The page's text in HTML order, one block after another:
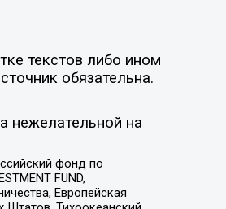
текстов либо ином
обязательна.
нежелательной на
фонд по
FUND,
Европейская